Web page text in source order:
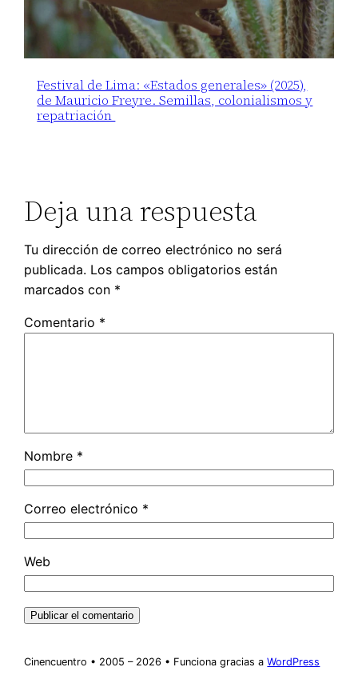
Festival de Lima: «Estados generales» (2025),
de Mauricio Freyre. Semillas, colonialismos y
repatriación
Deja una respuesta
Tu dirección de correo electrónico no será
publicada. Los campos obligatorios están
marcados con *
Comentario *
Nombre *
Correo electrónico *
Web
Cinencuentro • 2005 – 2026 • Funciona gracias aWordPress